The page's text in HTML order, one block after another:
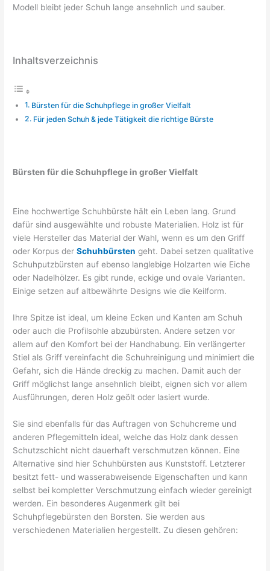
Modell bleibt jeder Schuh lange ansehnlich und sauber.
Inhaltsverzeichnis
Bürsten für die Schuhpflege in großer Vielfalt
Für jeden Schuh & jede Tätigkeit die richtige Bürste
Bürsten für die Schuhpflege in großer Vielfalt
Eine hochwertige Schuhbürste hält ein Leben lang. Grund
dafür sind ausgewählte und robuste Materialien. Holz ist für
viele Hersteller das Material der Wahl, wenn es um den Griff
oder Korpus derSchuhbürsten geht. Dabei setzen qualitative
Schuhputzbürsten auf ebenso langlebige Holzarten wie Eiche
oder Nadelhölzer. Es gibt runde, eckige und ovale Varianten.
Einige setzen auf altbewährte Designs wie die Keilform.
Ihre Spitze ist ideal, um kleine Ecken und Kanten am Schuh
oder auch die Profilsohle abzubürsten. Andere setzen vor
allem auf den Komfort bei der Handhabung. Ein verlängerter
Stiel als Griff vereinfacht die Schuhreinigung und minimiert die
Gefahr, sich die Hände dreckig zu machen. Damit auch der
Griff möglichst lange ansehnlich bleibt, eignen sich vor allem
Ausführungen, deren Holz geölt oder lasiert wurde.
Sie sind ebenfalls für das Auftragen von Schuhcreme und
anderen Pflegemitteln ideal, welche das Holz dank dessen
Schutzschicht nicht dauerhaft verschmutzen können. Eine
Alternative sind hier Schuhbürsten aus Kunststoff. Letzterer
besitzt fett- und wasserabweisende Eigenschaften und kann
selbst bei kompletter Verschmutzung einfach wieder gereinigt
werden. Ein besonderes Augenmerk gilt bei
Schuhpflegebürsten den Borsten. Sie werden aus
verschiedenen Materialien hergestellt. Zu diesen gehören: